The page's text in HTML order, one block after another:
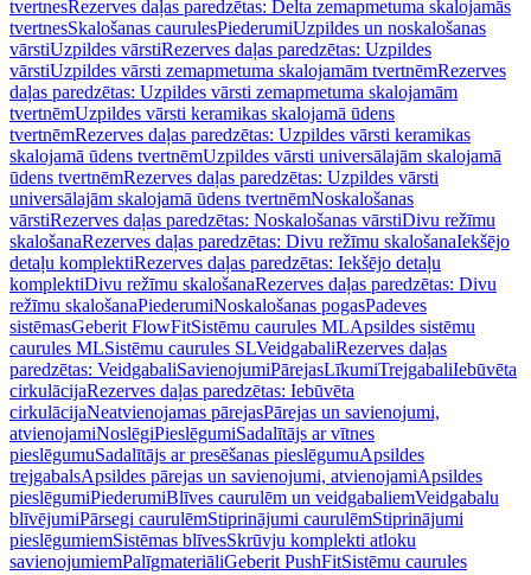
tvertnesRezerves daļas paredzētas: Delta zemapmetuma skalojamās
tvertnesSkalošanas caurulesPiederumiUzpildes un noskalošanas
vārstiUzpildes vārstiRezerves daļas paredzētas: Uzpildes
vārstiUzpildes vārsti zemapmetuma skalojamām tvertnēmRezerves
daļas paredzētas: Uzpildes vārsti zemapmetuma skalojamām
tvertnēmUzpildes vārsti keramikas skalojamā ūdens
tvertnēmRezerves daļas paredzētas: Uzpildes vārsti keramikas
skalojamā ūdens tvertnēmUzpildes vārsti universālajām skalojamā
ūdens tvertnēmRezerves daļas paredzētas: Uzpildes vārsti
universālajām skalojamā ūdens tvertnēmNoskalošanas
vārstiRezerves daļas paredzētas: Noskalošanas vārstiDivu režīmu
skalošanaRezerves daļas paredzētas: Divu režīmu skalošanaIekšējo
detaļu komplektiRezerves daļas paredzētas: Iekšējo detaļu
komplektiDivu režīmu skalošanaRezerves daļas paredzētas: Divu
režīmu skalošanaPiederumiNoskalošanas pogasPadeves
sistēmasGeberit FlowFitSistēmu caurules MLApsildes sistēmu
caurules MLSistēmu caurules SLVeidgabaliRezerves daļas
paredzētas: VeidgabaliSavienojumiPārejasLīkumiTrejgabaliIebūvēta
cirkulācijaRezerves daļas paredzētas: Iebūvēta
cirkulācijaNeatvienojamas pārejasPārejas un savienojumi,
atvienojamiNoslēgiPieslēgumiSadalītājs ar vītnes
pieslēgumuSadalītājs ar presēšanas pieslēgumuApsildes
trejgabalsApsildes pārejas un savienojumi, atvienojamiApsildes
pieslēgumiPiederumiBlīves caurulēm un veidgabaliemVeidgabalu
blīvējumiPārsegi caurulēmStiprinājumi caurulēmStiprinājumi
pieslēgumiemSistēmas blīvesSkrūvju komplekti atloku
savienojumiemPalīgmateriāliGeberit PushFitSistēmu caurules